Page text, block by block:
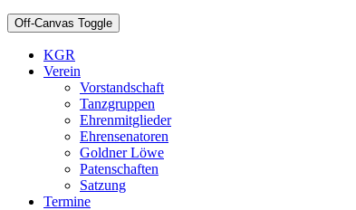
Off-Canvas Toggle
KGR
Verein
Vorstandschaft
Tanzgruppen
Ehrenmitglieder
Ehrensenatoren
Goldner Löwe
Patenschaften
Satzung
Termine